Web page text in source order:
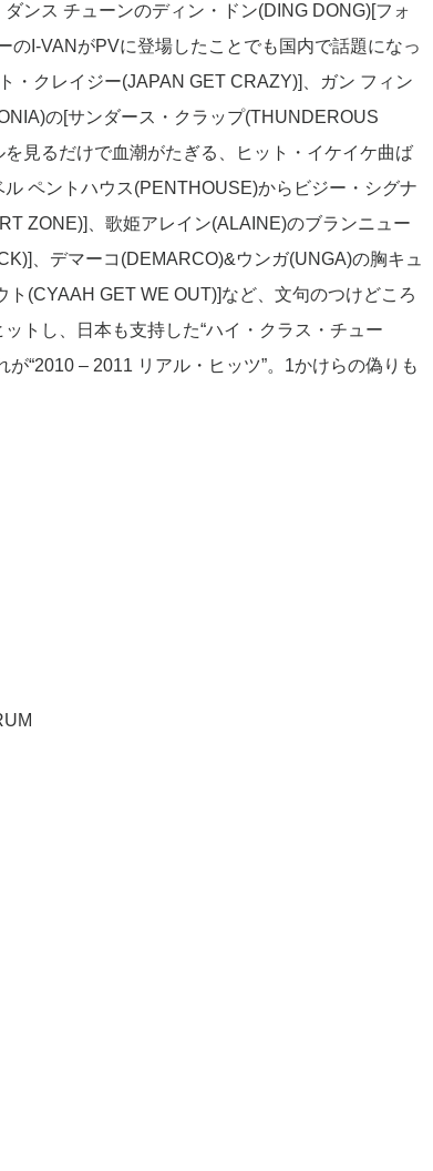
ンス チューンのディン・ドン(DING DONG)[フォ
のI-VANがPVに登場したことでも国内で話題になっ
・クレイジー(JAPAN GET CRAZY)]、ガン フィン
の[サンダース・クラップ(THUNDEROUS
見るだけで血潮がたぎる、ヒット・イケイケ曲ば
ペントハウス(PENTHOUSE)からビジー・シグナ
ZONE)]、歌姫アレイン(ALAINE)のブランニュー
、デマーコ(DEMARCO)&ウンガ(UNGA)の胸キュ
(CYAAH GET WE OUT)]など、文句のつけどころ
トし、日本も支持した“ハイ・クラス・チュー
– 2011 リアル・ヒッツ”。1かけらの偽りも